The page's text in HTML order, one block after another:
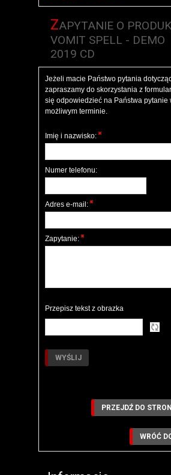
ZAPYTANIE O
VOMIT SPELL - DEMO
2019 CD
Jeżeli macie Państwo pytania
zapraszamy do skorzystania z
się odpowiedzieć na Państwa pytanie
możliwym terminie.
Imię i nazwisko:
Numer telefonu:
Adres e-mail:
Zapytanie:
Przepisz tekst z obrazka
PRZEJDŹ DO
WRÓĆ